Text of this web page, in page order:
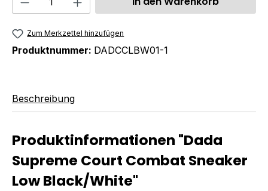
Zum Merkzettel hinzufügen
Produktnummer: DADCCLBW01-1
Beschreibung
Produktinformationen "Dada
Supreme Court Combat Sneaker
Low Black/White"